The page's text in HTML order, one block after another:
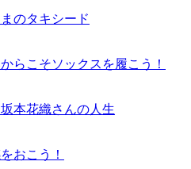
のタキシード
らこそソックスを履こう！
本花織さんの人生
おこう！